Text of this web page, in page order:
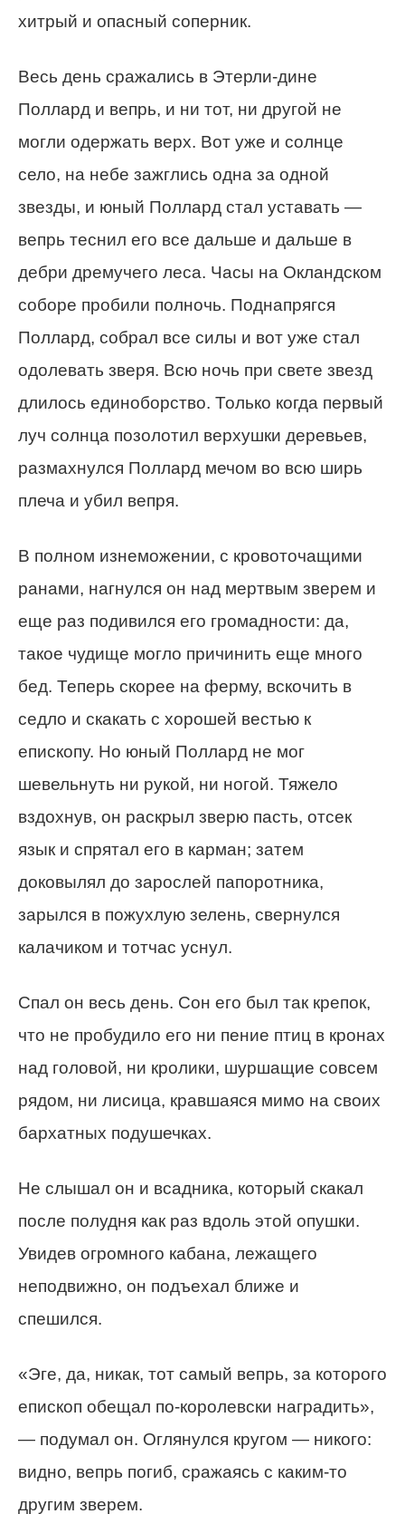
хитрый и опасный соперник.
Весь день сражались в Этерли-дине
Поллард и вепрь, и ни тот, ни другой не
могли одержать верх. Вот уже и солнце
село, на небе зажглись одна за одной
звезды, и юный Поллард стал уставать —
вепрь теснил его все дальше и дальше в
дебри дремучего леса. Часы на Окландском
соборе пробили полночь. Поднапрягся
Поллард, собрал все силы и вот уже стал
одолевать зверя. Всю ночь при свете звезд
длилось единоборство. Только когда первый
луч солнца позолотил верхушки деревьев,
размахнулся Поллард мечом во всю ширь
плеча и убил вепря.
В полном изнеможении, с кровоточащими
ранами, нагнулся он над мертвым зверем и
еще раз подивился его громадности: да,
такое чудище могло причинить еще много
бед. Теперь скорее на ферму, вскочить в
седло и скакать с хорошей вестью к
епископу. Но юный Поллард не мог
шевельнуть ни рукой, ни ногой. Тяжело
вздохнув, он раскрыл зверю пасть, отсек
язык и спрятал его в карман; затем
доковылял до зарослей папоротника,
зарылся в пожухлую зелень, свернулся
калачиком и тотчас уснул.
Спал он весь день. Сон его был так крепок,
что не пробудило его ни пение птиц в кронах
над головой, ни кролики, шуршащие совсем
рядом, ни лисица, кравшаяся мимо на своих
бархатных подушечках.
Не слышал он и всадника, который скакал
после полудня как раз вдоль этой опушки.
Увидев огромного кабана, лежащего
неподвижно, он подъехал ближе и
спешился.
«Эге, да, никак, тот самый вепрь, за которого
епископ обещал по-королевски наградить»,
— подумал он. Оглянулся кругом — никого:
видно, вепрь погиб, сражаясь с каким-то
другим зверем.